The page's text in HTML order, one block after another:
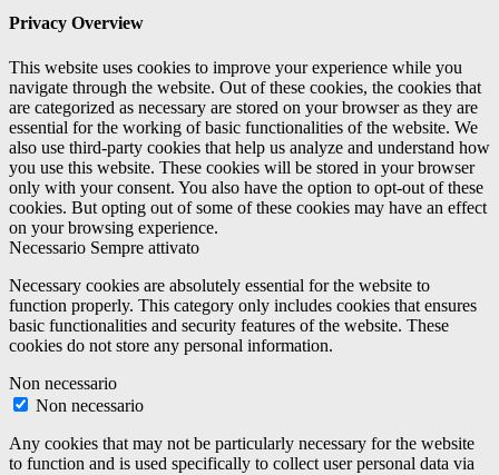
Privacy Overview
This website uses cookies to improve your experience while you
navigate through the website. Out of these cookies, the cookies that
are categorized as necessary are stored on your browser as they are
essential for the working of basic functionalities of the website. We
also use third-party cookies that help us analyze and understand how
you use this website. These cookies will be stored in your browser
only with your consent. You also have the option to opt-out of these
cookies. But opting out of some of these cookies may have an effect
on your browsing experience.
Necessario Sempre attivato
Necessary cookies are absolutely essential for the website to
function properly. This category only includes cookies that ensures
basic functionalities and security features of the website. These
cookies do not store any personal information.
Non necessario
Non necessario
Any cookies that may not be particularly necessary for the website
to function and is used specifically to collect user personal data via